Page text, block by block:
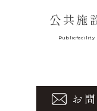
公共施
Publicfacility
お